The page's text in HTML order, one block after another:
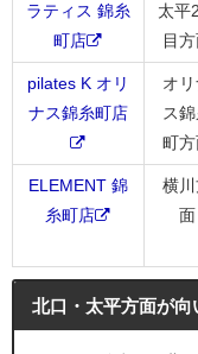
ラティス 錦糸
町店
太平
目
pilates K オリ
ナス錦糸町店
オ
ス
町
ELEMENT 錦
糸町店
横
面
北口・太平方面が向